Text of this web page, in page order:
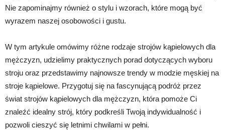
Nie zapominajmy również o stylu i wzorach, które mogą być
wyrazem naszej osobowości i gustu.
W tym artykule omówimy różne rodzaje strojów kąpielowych dla
mężczyzn, udzielimy praktycznych porad dotyczących wyboru
stroju oraz przedstawimy najnowsze trendy w modzie męskiej na
stroje kąpielowe. Przygotuj się na fascynującą podróż przez
świat strojów kąpielowych dla mężczyzn, która pomoże Ci
znaleźć idealny strój, który podkreśli Twoją indywidualność i
pozwoli cieszyć się letnimi chwilami w pełni.